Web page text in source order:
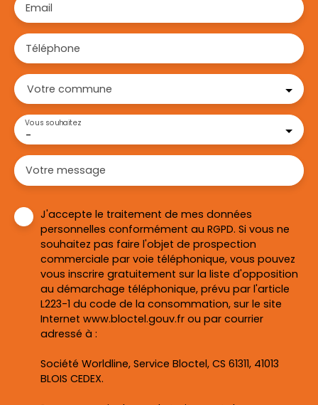
Email
Téléphone
Votre commune
-
Vous souhaitez
Votre message
J'accepte le traitement de mes données
personnelles conformément au RGPD. Si vous ne
souhaitez pas faire l'objet de prospection
commerciale par voie téléphonique, vous pouvez
vous inscrire gratuitement sur la liste d'opposition
au démarchage téléphonique, prévu par l'article
L223-1 du code de la consommation, sur le site
Internet www.bloctel.gouv.fr ou par courrier
adressé à :
Société Worldline, Service Bloctel, CS 61311, 41013
BLOIS CEDEX.